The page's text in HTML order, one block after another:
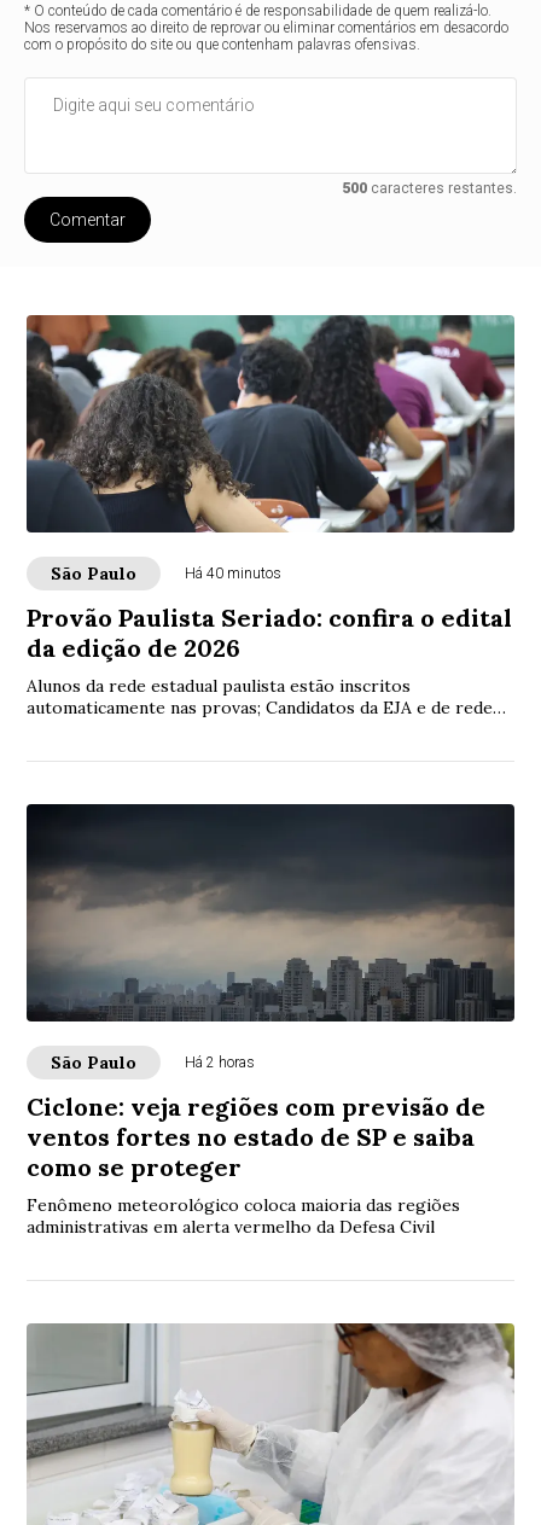
* O conteúdo de cada comentário é de responsabilidade de quem realizá-lo.
Nos reservamos ao direito de reprovar ou eliminar comentários em desacordo
com o propósito do site ou que contenham palavras ofensivas.
500caracteres restantes.
Comentar
São Paulo Há 40 minutos
Provão Paulista Seriado: confira o edital
da edição de 2026
Alunos da rede estadual paulista estão inscritos
automaticamente nas provas; Candidatos da EJA e de redes
São Paulo Há 2 horas
Ciclone: veja regiões com previsão de
ventos fortes no estado de SP e saiba
como se proteger
Fenômeno meteorológico coloca maioria das regiões
administrativas em alerta vermelho da Defesa Civil